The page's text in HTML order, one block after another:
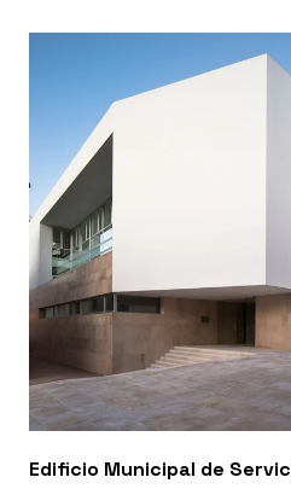
Edificio Municipal de